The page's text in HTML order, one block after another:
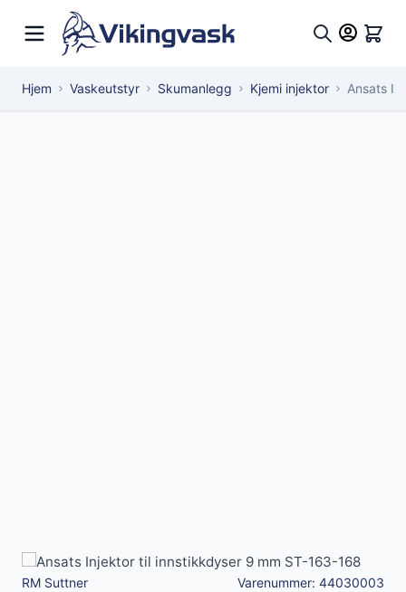
Hopp til innhold
Hjem Vaskeutstyr Skumanlegg Kjemi injektor Ansats
RM Suttner Varenummer: 44030003